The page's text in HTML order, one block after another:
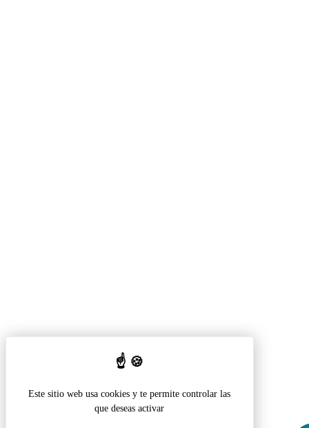
Este sitio web usa cookies y te permite controlar las
que deseas activar